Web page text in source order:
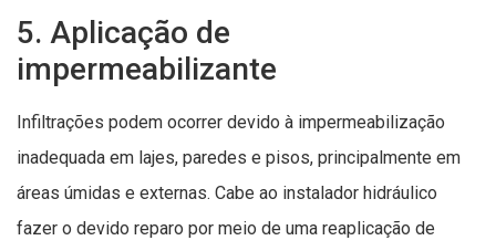
5. Aplicação de
impermeabilizante
Infiltrações podem ocorrer devido à impermeabilização
inadequada em lajes, paredes e pisos, principalmente em
áreas úmidas e externas. Cabe ao instalador hidráulico
fazer o devido reparo por meio de uma reaplicação de